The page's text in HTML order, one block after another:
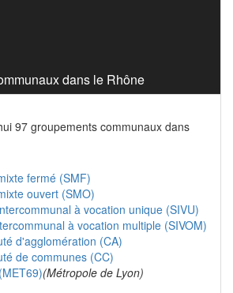
dans le Rhône
97 groupements communaux dans
fermé (SMF)
ouvert (SMO)
à vocation unique (SIVU)
à vocation multiple (SIVOM)
d'agglomération (CA)
de communes (CC)
(Métropole de Lyon)